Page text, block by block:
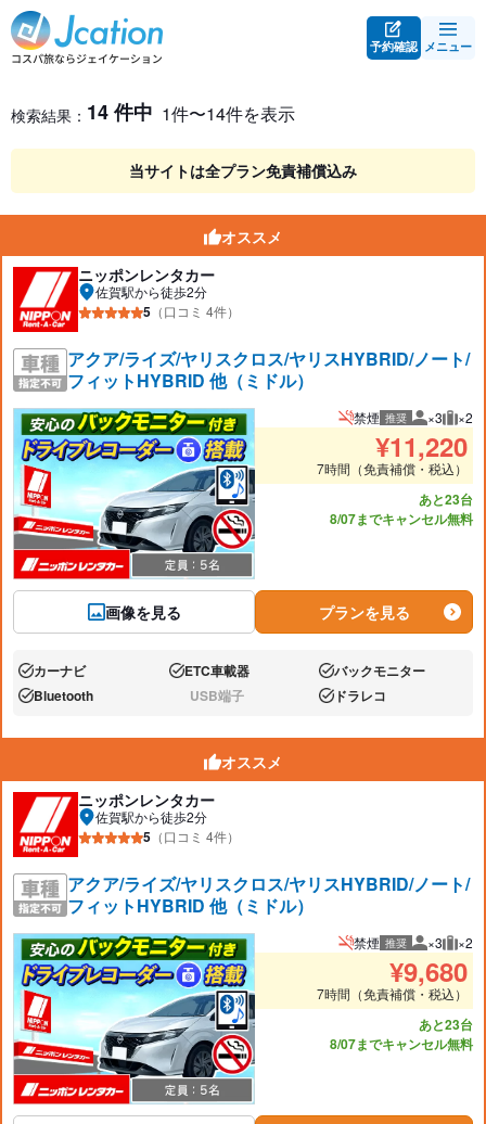
予約確認 メニュー
レンタカー検索・比較
レンタカー検索結果
検索結果： 14 件中 1件〜14件を表示
当サイトは全プラン免責補償込み
オススメ
ニッポンレンタカー
佐賀駅から徒歩2分
5 （口コミ 4件）
アクア/ライズ/ヤリスクロス/ヤリスHYBRID/ノート/
フィットHYBRID 他（ミドル）
画像を見る
禁煙 推奨 推奨人数
×3 推奨
×2
¥11,220
7時間（免責補償・税込）
あと23台
8/07までキャンセル無料
プランを見る
あり:カーナビ あり:ETC車載器 あり:バックモニター
あり:Bluetooth なし:USB端子 あり:ドラレコ
オススメ
ニッポンレンタカー
佐賀駅から徒歩2分
5 （口コミ 4件）
アクア/ライズ/ヤリスクロス/ヤリスHYBRID/ノート/
フィットHYBRID 他（ミドル）
禁煙 推奨 推奨人数
×3 推奨
×2
¥9,680
7時間（免責補償・税込）
あと23台
8/07までキャンセル無料